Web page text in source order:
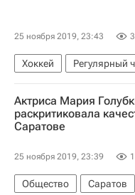
25 ноября 2019, 23:43
Хоккей
Регулярный
Алексей Кудашов
СКА (Санкт-Петербург)
Актриса Мария
раскритиковала
Саратове
25 ноября 2019, 23:39
Общество Саратов